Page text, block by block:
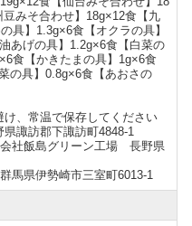
みそ合わせ】18g×12食【九
具】1.3g×6食【オクラの具】
あげの具】1.2g×6食【白菜の
食【かきたまの具】1g×6食
の具】0.8g×6食【あおさの
、常温で保存してください
諏訪郡下諏訪町4848-1
社飯島グリーン工場 長野県
馬県伊勢崎市三室町6013-1